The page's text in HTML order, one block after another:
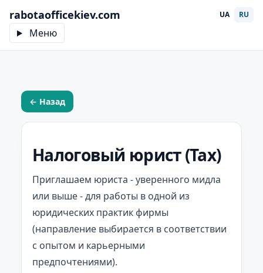
rabotaofficekiev.com
Меню
UA RU
← Назад
Налоговый юрист (Tax)
Приглашаем юриста - уверенного мидла
или выше - для работы в одной из
юридических практик фирмы
(направление выбирается в соответствии
с опытом и карьерными
предпочтениями).